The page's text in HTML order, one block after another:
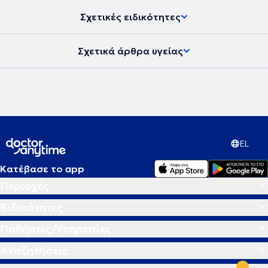
Σχετικές ειδικότητες
Σχετικά άρθρα υγείας
EL
Κατέβασε το app